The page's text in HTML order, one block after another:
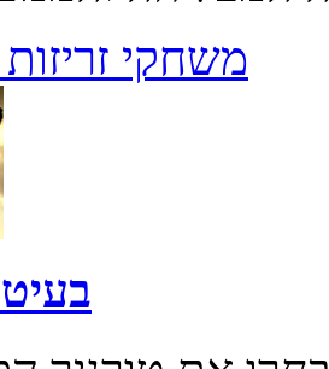
משחקי זריזות